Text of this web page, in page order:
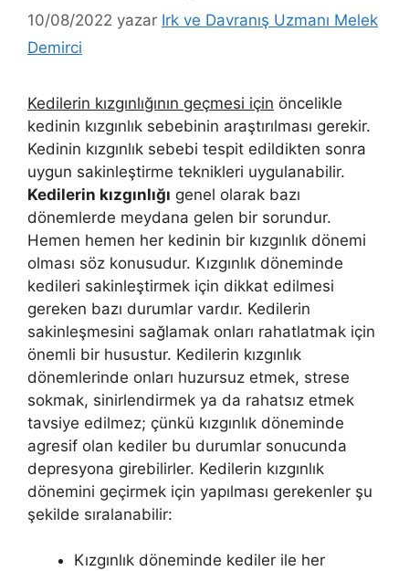
10/08/2022 yazar Irk ve Davranış Uzmanı Melek
Demirci
Kedilerin kızgınlığının geçmesi için öncelikle
kedinin kızgınlık sebebinin araştırılması gerekir.
Kedinin kızgınlık sebebi tespit edildikten sonra
uygun sakinleştirme teknikleri uygulanabilir.
Kedilerin kızgınlığı genel olarak bazı
dönemlerde meydana gelen bir sorundur.
Hemen hemen her kedinin bir kızgınlık dönemi
olması söz konusudur. Kızgınlık döneminde
kedileri sakinleştirmek için dikkat edilmesi
gereken bazı durumlar vardır. Kedilerin
sakinleşmesini sağlamak onları rahatlatmak için
önemli bir husustur. Kedilerin kızgınlık
dönemlerinde onları huzursuz etmek, strese
sokmak, sinirlendirmek ya da rahatsız etmek
tavsiye edilmez; çünkü kızgınlık döneminde
agresif olan kediler bu durumlar sonucunda
depresyona girebilirler. Kedilerin kızgınlık
dönemini geçirmek için yapılması gerekenler şu
şekilde sıralanabilir:
Kızgınlık döneminde kediler ile her